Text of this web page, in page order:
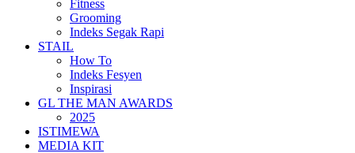
Fitness
Grooming
Indeks Segak Rapi
STAIL
How To
Indeks Fesyen
Inspirasi
GL THE MAN AWARDS
2025
ISTIMEWA
MEDIA KIT